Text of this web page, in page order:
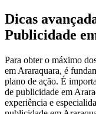
Dicas
Publicidade
Para obter o máximo
em Araraquara, é
plano de ação. É
de publicidade em
experiência e